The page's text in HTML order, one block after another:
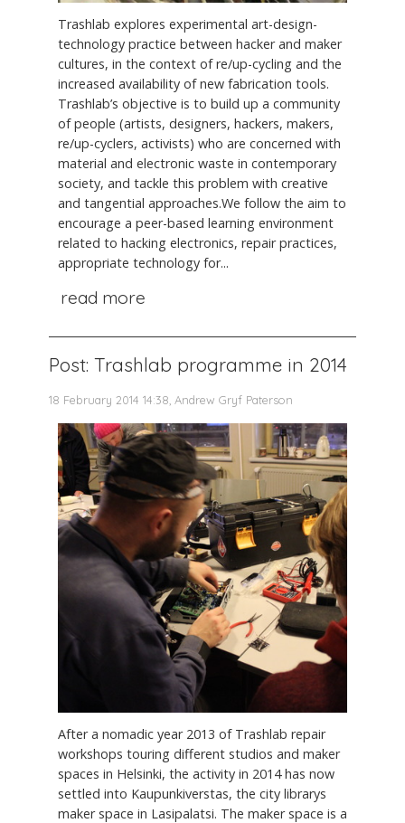
Trashlab explores experimental art-design-
technology practice between hacker and maker
cultures, in the context of re/up-cycling and the
increased availability of new fabrication tools.
Trashlab’s objective is to build up a community
of people (artists, designers, hackers, makers,
re/up-cyclers, activists) who are concerned with
material and electronic waste in contemporary
society, and tackle this problem with creative
and tangential approaches.We follow the aim to
encourage a peer-based learning environment
related to hacking electronics, repair practices,
appropriate technology for...
read more
Post: Trashlab programme in 2014
18 February 2014 14:38, Andrew Gryf Paterson
After a nomadic year 2013 of Trashlab repair
workshops touring different studios and maker
spaces in Helsinki, the activity in 2014 has now
settled into Kaupunkiverstas, the city librarys
maker space in Lasipalatsi. The maker space is a